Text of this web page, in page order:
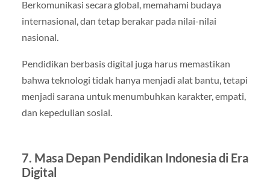
Berkomunikasi secara global, memahami budaya
internasional, dan tetap berakar pada nilai-nilai
nasional.
Pendidikan berbasis digital juga harus memastikan
bahwa teknologi tidak hanya menjadi alat bantu, tetapi
menjadi sarana untuk menumbuhkan karakter, empati,
dan kepedulian sosial.
7. Masa Depan Pendidikan Indonesia di Era
Digital